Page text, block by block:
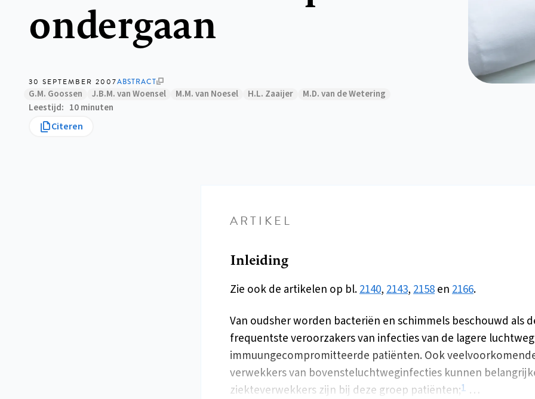
ondergaan
30 SEPTEMBER 2007ABSTRACT
G.M. Goossen J.B.M. van Woensel M.M. van Noesel H.L. Zaaijer
M.D. van de Wetering
Leestijd
10 minuten
Citeren
ARTIKEL
Inleiding
Zie ook de artikelen op bl.2140,2143,2158en2166.
Van oudsher worden bacteriën en schimmels beschouwd als
frequentste veroorzakers van infecties van de lagere
immuungecompromitteerde patiënten. Ook
verwekkers van bovensteluchtweginfecties kunnen
ziekteverwekkers zijn bij deze groep patiënten;1 …